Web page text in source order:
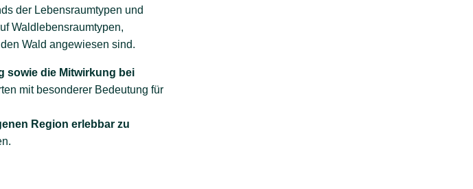
der Lebensraumtypen und
Waldlebensraumtypen,
Wald angewiesen sind.
sowie die Mitwirkung bei
mit besonderer Bedeutung für
Region erlebbar zu